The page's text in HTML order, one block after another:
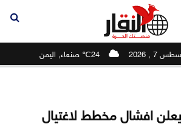
7 , 2026 24℃ صنعاء, اليمن
يعلن افشال مخطط لاغتيال